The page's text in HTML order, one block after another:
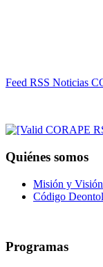
Feed RSS Noticias
Quiénes somos
Misión y Visión
Código
Programas